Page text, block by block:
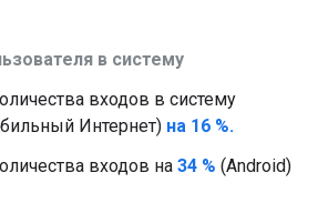
в систему
входов в систему
Интернет) на 16 %.
входов на 34 % (Android)